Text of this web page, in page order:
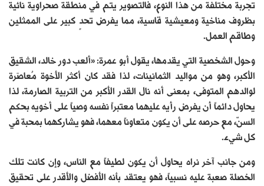
تجربة مختلفة من هذا النوع، فالتصوير يتم في منطقة صحراوية نائية
بظروف مناخية ومعيشية قاسية، مما يفرض تحدٍ كبير على الممثلين
وطاقم العمل.
وحول الشخصية التي يقدمها، يقول أبو عمرة: «ألعب دور خالد، الشقيق
الأكبر، وهو من مواليد الثمانينات، لذا فقد كان أكثر الأخوة مُعاصَرة
لوالدهم المتوفى، بمعنى أنه نال القدر الأكبر من التربية الصارمة، لذا
يحاول دائماً أن يفرض رأيه عليهما معتبراً نفسه وصياً على أخويه بحكم
السنّ، مع حرصه على أن يكون متعاوناً معهما، فهو يشاركهما بمحبة في
كل شيء.
ومن جانب آخر نراه يحاول أن يكون لطيفاً مع الناس، وإن كانت تلك
الخصلة صعبة عليه نسبياً، فهو يعتقد بأنه الأفضل والأقدر على تحقيق